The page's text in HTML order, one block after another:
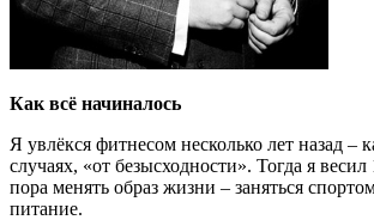
Как всё начиналось
Я увлёкся фитнесом несколько лет назад –
случаях, «от безысходности». Тогда я
пора менять образ жизни – заняться
питание.